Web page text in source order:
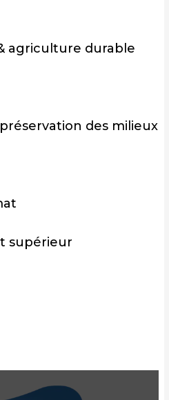
agriculture durable
des milieux
supérieur